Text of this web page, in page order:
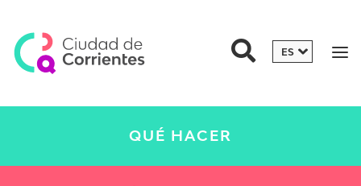
QUÉ HACER